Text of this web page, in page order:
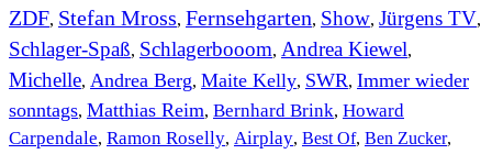
ZDF, Stefan Mross, Fernsehgarten, Show, Jürgens TV,
Schlager-Spaß, Schlagerbooom, Andrea Kiewel,
Michelle, Andrea Berg, Maite Kelly, SWR, Immer wieder
sonntags, Matthias Reim, Bernhard Brink, Howard
Carpendale, Ramon Roselly, Airplay, Best Of, Ben Zucker,